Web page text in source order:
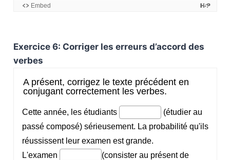
Exercice 6: Corriger les erreurs d’accord des
verbes